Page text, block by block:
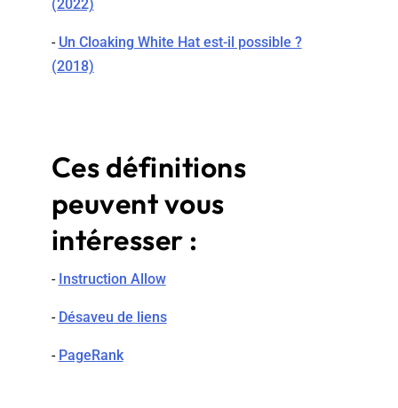
(2022)
- Un Cloaking White Hat est-il possible ?
(2018)
Ces définitions
peuvent vous
intéresser :
- Instruction Allow
- Désaveu de liens
- PageRank